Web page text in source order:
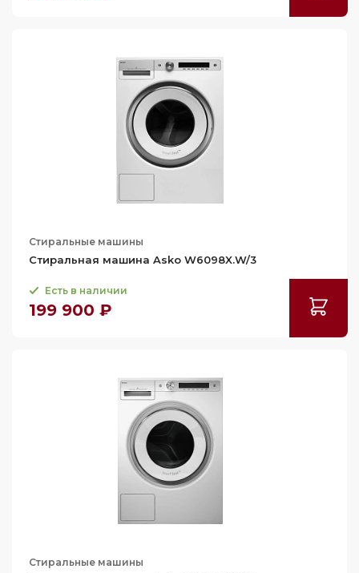
Стиральные машины
Стиральная машина Asko W6098X.W/3
Есть в наличии
199 900 ₽
Стиральные машины